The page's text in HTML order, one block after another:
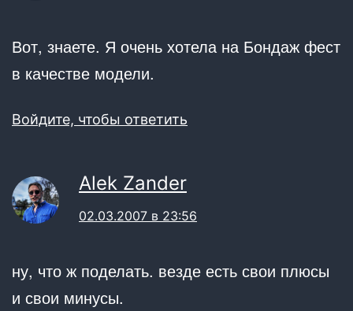
Вот, знаете. Я очень хотела на Бондаж фест
в качестве модели.
Войдите, чтобы ответить
Alek Zander
02.03.2007 в 23:56
ну, что ж поделать. везде есть свои плюсы
и свои минусы.